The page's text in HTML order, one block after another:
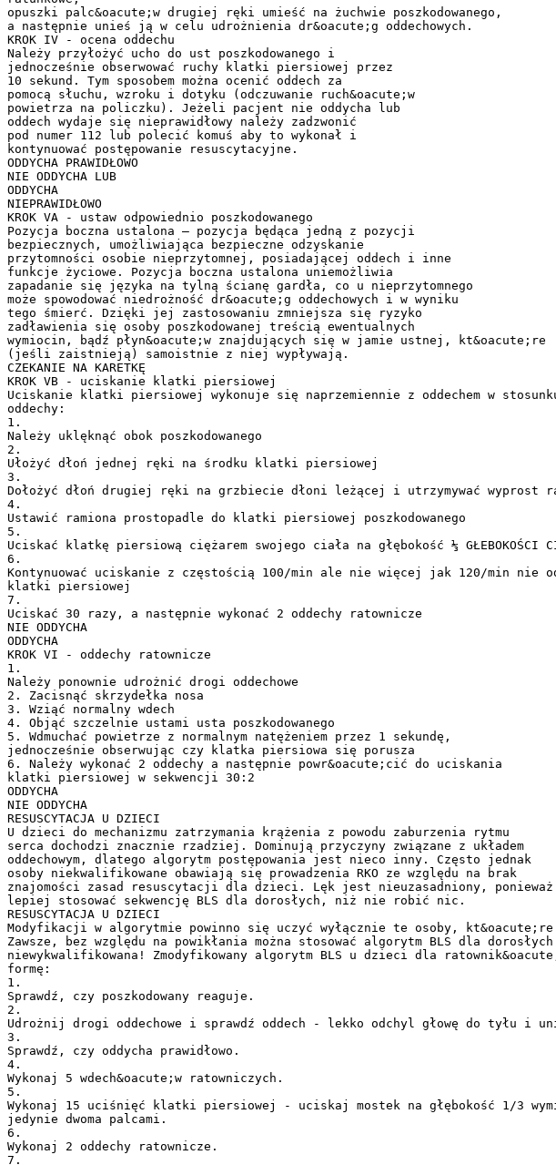
opuszki palc&oacute;w drugiej ręki umieść na żuchwie poszkodowanego,
a następnie unieś ją w celu udrożnienia dr&oacute;g oddechowych.
KROK IV - ocena oddechu
Należy przyłożyć ucho do ust poszkodowanego i
jednocześnie obserwować ruchy klatki piersiowej przez
10 sekund. Tym sposobem można ocenić oddech za
pomocą słuchu, wzroku i dotyku (odczuwanie ruch&oacute;w
powietrza na policzku). Jeżeli pacjent nie oddycha lub
oddech wydaje się nieprawidłowy należy zadzwonić
pod numer 112 lub polecić komuś aby to wykonał i
kontynuować postępowanie resuscytacyjne.
ODDYCHA PRAWIDŁOWO
NIE ODDYCHA LUB
ODDYCHA
NIEPRAWIDŁOWO
KROK VA - ustaw odpowiednio poszkodowanego
Pozycja boczna ustalona – pozycja będąca jedną z pozycji
bezpiecznych, umożliwiająca bezpieczne odzyskanie
przytomności osobie nieprzytomnej, posiadającej oddech i inne
funkcje życiowe. Pozycja boczna ustalona uniemożliwia
zapadanie się języka na tylną ścianę gardła, co u nieprzytomnego
może spowodować niedrożność dr&oacute;g oddechowych i w wyniku
tego śmierć. Dzięki jej zastosowaniu zmniejsza się ryzyko
zadławienia się osoby poszkodowanej treścią ewentualnych
wymiocin, bądź płyn&oacute;w znajdujących się w jamie ustnej, kt&oacute;re
(jeśli zaistnieją) samoistnie z niej wypływają.
CZEKANIE NA KARETKĘ
KROK VB - uciskanie klatki piersiowej
Uciskanie klatki piersiowej wykonuje się naprzemiennie z oddechem w
oddechy:
1.
Należy uklęknąć obok poszkodowanego
2.
Ułożyć dłoń jednej ręki na środku klatki piersiowej
3.
Dołożyć dłoń drugiej ręki na grzbiecie dłoni leżącej i utrzymywać wyprost
4.
Ustawić ramiona prostopadle do klatki piersiowej poszkodowanego
5.
Uciskać klatkę piersiową ciężarem swojego ciała na głębokość ⅓ GŁEBOKOŚCI
6.
Kontynuować uciskanie z częstością 100/min ale nie więcej jak 120/min nie
klatki piersiowej
7.
Uciskać 30 razy, a następnie wykonać 2 oddechy ratownicze
NIE ODDYCHA
ODDYCHA
KROK VI - oddechy ratownicze
1.
Należy ponownie udrożnić drogi oddechowe
2. Zacisnąć skrzydełka nosa
3. Wziąć normalny wdech
4. Objąć szczelnie ustami usta poszkodowanego
5. Wdmuchać powietrze z normalnym natężeniem przez 1 sekundę,
jednocześnie obserwując czy klatka piersiowa się porusza
6. Należy wykonać 2 oddechy a następnie powr&oacute;cić do uciskania
klatki piersiowej w sekwencji 30:2
ODDYCHA
NIE ODDYCHA
RESUSCYTACJA U DZIECI
U dzieci do mechanizmu zatrzymania krążenia z powodu zaburzenia rytmu
serca dochodzi znacznie rzadziej. Dominują przyczyny związane z układem
oddechowym, dlatego algorytm postępowania jest nieco inny. Często jednak
osoby niekwalifikowane obawiają się prowadzenia RKO ze względu na brak
znajomości zasad resuscytacji dla dzieci. Lęk jest nieuzasadniony, ponieważ
lepiej stosować sekwencję BLS dla dorosłych, niż nie robić nic.
RESUSCYTACJA U DZIECI
Modyfikacji w algorytmie powinno się uczyć wyłącznie te osoby, kt&oacute;re
Zawsze, bez względu na powikłania można stosować algorytm BLS dla
niewykwalifikowana! Zmodyfikowany algorytm BLS u dzieci dla
formę:
1.
Sprawdź, czy poszkodowany reaguje.
2.
Udrożnij drogi oddechowe i sprawdź oddech - lekko odchyl głowę do tyłu i
3.
Sprawdź, czy oddycha prawidłowo.
4.
Wykonaj 5 wdech&oacute;w ratowniczych.
5.
Wykonaj 15 uciśnięć klatki piersiowej - uciskaj mostek na głębokość 1/3
jedynie dwoma palcami.
6.
Wykonaj 2 oddechy ratownicze.
7.